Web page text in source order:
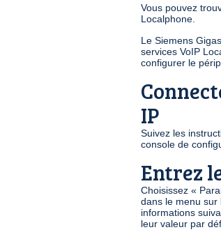
Vous pouvez
Localphone.
Le Siemens
services VoIP
configurer le
IP
Suivez les
console de
Entrez
Choisissez «
dans le menu sur
informations
leur valeur par